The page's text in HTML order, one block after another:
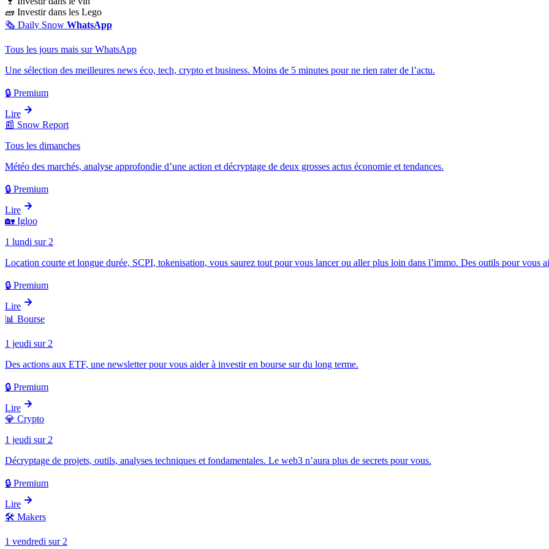
🧱 Investir dans les Lego
🗞️ Daily Snow WhatsApp
Tous les jours mais sur WhatsApp
Une sélection des meilleures news éco, tech, crypto et business. Moins de 5 minutes pour ne rien rater de l’actu.
🔒 Premium
Lire
📰 Snow Report
Tous les dimanches
Météo des marchés, analyse approfondie d’une action et décryptage de deux grosses actus économie et tendances.
🔒 Premium
Lire
🏡 Igloo
1 lundi sur 2
Location courte et longue durée, SCPI, tokenisation, vous saurez tout pour vous lancer ou aller plus loin dans l’immo. Des outils pour vous
🔒 Premium
Lire
📊 Bourse
1 jeudi sur 2
Des actions aux ETF, une newsletter pour vous aider à investir en bourse sur du long terme.
🔒 Premium
Lire
💎 Crypto
1 jeudi sur 2
Décryptage de projets, outils, analyses techniques et fondamentales. Le web3 n’aura plus de secrets pour vous.
🔒 Premium
Lire
🛠️ Makers
1 vendredi sur 2